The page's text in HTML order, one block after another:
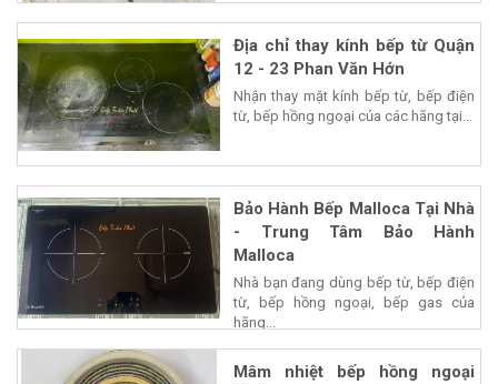
Địa chỉ thay kính bếp từ Quận
12 - 23 Phan Văn Hớn
Nhận thay mặt kính bếp từ, bếp điện
từ, bếp hồng ngoại của các hãng tại...
Bảo Hành Bếp Malloca Tại Nhà
- Trung Tâm Bảo Hành
Malloca
Nhà bạn đang dùng bếp từ, bếp điện
từ, bếp hồng ngoại, bếp gas của
hãng...
Mâm nhiệt bếp hồng ngoại